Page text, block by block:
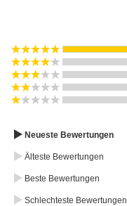
Neueste Bewertungen
Älteste Bewertungen
Beste Bewertungen
Schlechteste Bewertungen